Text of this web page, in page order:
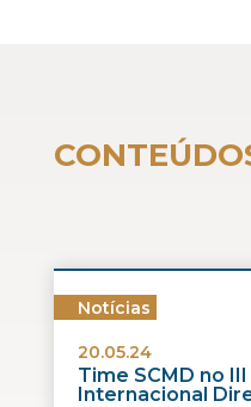
Notícias
20.05.24
Time SCMD no
Internacional